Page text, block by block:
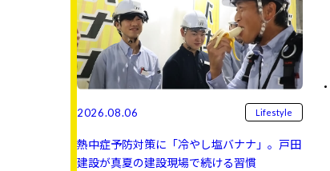
2026.08.06 Lifestyle
熱中症予防対策に「冷やし塩バナナ」。戸田
建設が真夏の建設現場で続ける習慣